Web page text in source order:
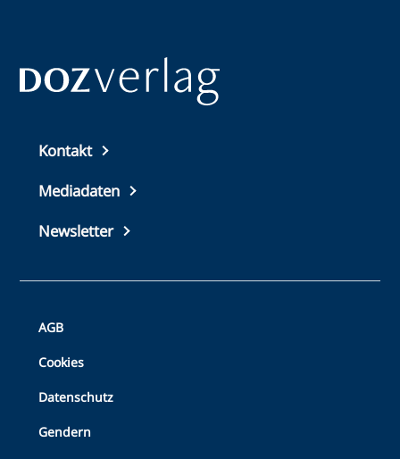
Top
footer
Kontakt
Mediadaten
Newsletter
Bottom
Footer
AGB
Cookies
Datenschutz
Gendern